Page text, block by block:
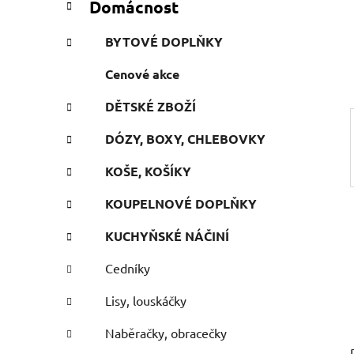
n
í
n
e
l
e
o
e
Domácnost
BYTOVÉ DOPLŇKY
Cenové akce
DĚTSKÉ ZBOŽÍ
DÓZY, BOXY, CHLEBOVKY
KOŠE, KOŠÍKY
KOUPELNOVÉ DOPLŇKY
KUCHYŇSKÉ NÁČINÍ
Cedníky
Lisy, louskáčky
Naběračky, obracečky